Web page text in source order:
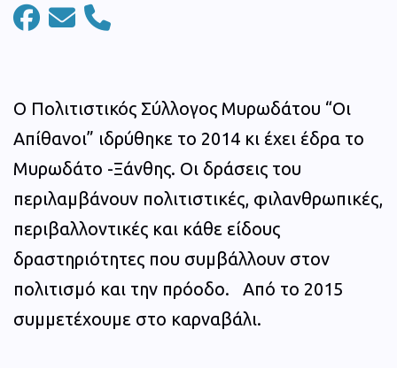
Ο Πολιτιστικός Σύλλογος Μυρωδάτου “Οι
Απίθανοι” ιδρύθηκε το 2014 κι έχει έδρα το
Μυρωδάτο -Ξάνθης. Οι δράσεις του
περιλαμβάνουν πολιτιστικές, φιλανθρωπικές,
περιβαλλοντικές και κάθε είδους
δραστηριότητες που συμβάλλουν στον
πολιτισμό και την πρόοδο. Από το 2015
συμμετέχουμε στο καρναβάλι.